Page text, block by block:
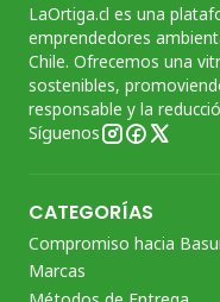
LaOrtiga.cl es una
emprendedores
Chile. Ofrecemos una
sostenibles,
responsable y la
Síguenos
CATEGORÍAS
Compromiso hacia
Marcas